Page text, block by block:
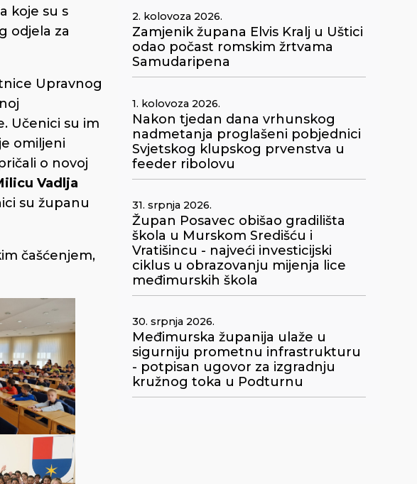
koje su s
odjela za
Upravnog
Učenici su im
omiljeni
o novoj
Vadlja
su županu
čašćenjem,
2. kolovoza 2026.
Zamjenik župana Elvis Kralj u Uštici
odao počast romskim žrtvama
Samudaripena
1. kolovoza 2026.
Nakon tjedan dana vrhunskog
nadmetanja proglašeni pobjednici
Svjetskog klupskog prvenstva u
feeder ribolovu
31. srpnja 2026.
Župan Posavec obišao gradilišta
škola u Murskom Središću i
Vratišincu - najveći investicijski
ciklus u obrazovanju mijenja lice
međimurskih škola
30. srpnja 2026.
Međimurska županija ulaže u
sigurniju prometnu infrastrukturu
- potpisan ugovor za izgradnju
kružnog toka u Podturnu